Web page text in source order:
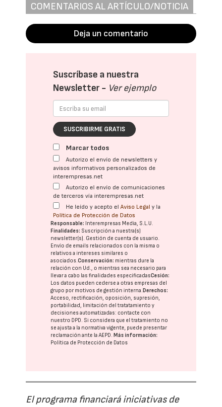
COMENTARIOS AL ARTÍCULO/NOTICIA
Deja un comentario
Suscríbase a nuestra
Newsletter - Ver ejemplo
SUSCRIBIRME GRATIS
Marcar todos
Autorizo el envío de newsletters y
avisos informativos personalizados de
interempresas.net
Autorizo el envío de comunicaciones
de terceros vía interempresas.net
He leído y acepto elAviso Legal y la
Política de Protección de Datos
Responsable: Interempresas Media, S.L.U.
Finalidades: Suscripción a nuestra(s)
newsletter(s). Gestión de cuenta de usuario.
Envío de emails relacionados con la misma o
relativos a intereses similares o
asociados.Conservación: mientras dure la
relación con Ud., o mientras sea necesario para
llevar a cabo las finalidades especificadasCesión:
Los datos pueden cederse a otras empresas del
grupo por motivos de gestión interna. Derechos:
Acceso, rectificación, oposición, supresión,
portabilidad, limitación del tratatamiento y
decisiones automatizadas: contacte con
nuestro DPD. Si considera que el tratamiento no
se ajusta a la normativa vigente, puede presentar
reclamación ante laAEPD. Más información:
Política de Protección de Datos
El programa financiará iniciativas de